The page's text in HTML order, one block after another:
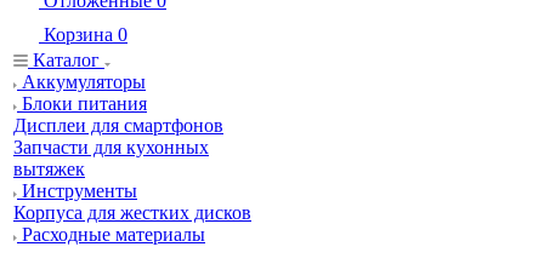
Корзина 0
Каталог
Аккумуляторы
Блоки питания
Дисплеи для смартфонов
Запчасти для кухонных
вытяжек
Инструменты
Корпуса для жестких дисков
Расходные материалы